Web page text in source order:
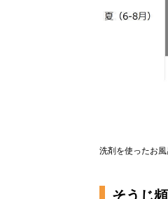
洗剤を使ったお
そうじ